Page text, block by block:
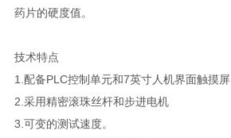
药片的硬度值。
技术特点
1. 配备PLC控制单元和7英寸人机界面触摸屏
2. 采用精密滚珠丝杆和步进电机
3. 可变的测试速度。